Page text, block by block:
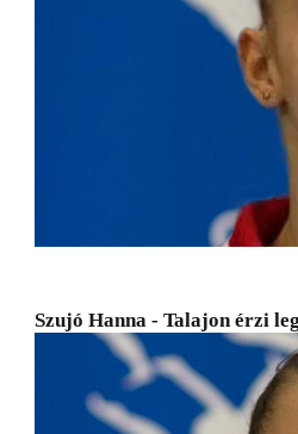
Szujó Hanna - Talajon érzi